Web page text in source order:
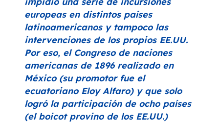
europeas en distintos países
latinoamericanos y tampoco las
intervenciones de los propios EE.UU.
Por eso, el Congreso de naciones
americanas de 1896 realizado en
México (su promotor fue el
ecuatoriano Eloy Alfaro) y que solo
logró la participación de ocho países
(el boicot provino de los EE.UU.)